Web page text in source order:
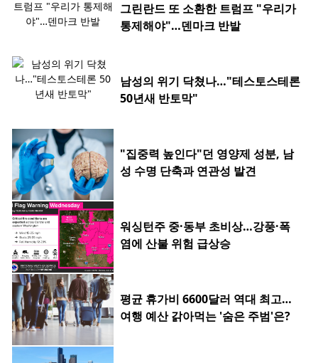
그린란드 또 소환한 트럼프 "우리가
통제해야"…덴마크 반발
남성의 위기 닥쳤나…"테스토스테론
50년새 반토막"
"집중력 높인다"던 영양제 성분, 남
성 수명 단축과 연관성 발견
워싱턴주 중·동부 초비상…강풍·폭
염에 산불 위험 급상승
평균 휴가비 6600달러 역대 최고…
여행 예산 갉아먹는 '숨은 주범'은?